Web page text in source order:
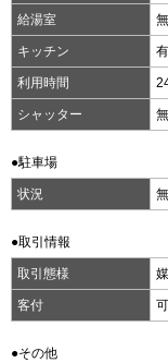
給湯室 無
キッチン
利用時間
シャッター 無
●駐車場
状況
●取引情報
取引態様
客付 可
●その他